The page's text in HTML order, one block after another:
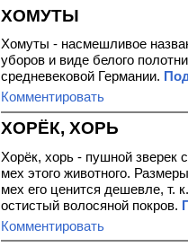
ХОМУТЫ
Хомуты - насмешливое
уборов и виде белого
средневековой Германии.
Комментировать
ХОРЁК, ХОРЬ
Хорёк, хорь - пушной зверек
мех этого животного.
мех его ценится дешевле, т.
остистый волосяной покров.
Комментировать